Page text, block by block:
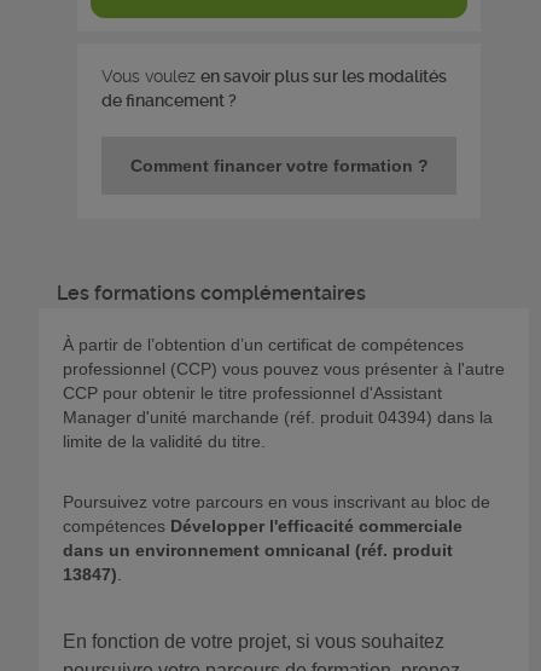
Vous voulez en savoir plus sur les modalités
de financement ?
Comment financer votre formation ?
Les formations complémentaires
À partir de l’obtention d’un certificat de compétences
professionnel (CCP) vous pouvez vous présenter à l'autre
CCP pour obtenir le titre professionnel d'Assistant
Manager d'unité marchande (réf. produit 04394) dans la
limite de la validité du titre.
Poursuivez votre parcours en vous inscrivant au bloc de
compétences Développer l'efficacité commerciale
dans un environnement omnicanal (réf. produit
13847).
En fonction de votre projet, si vous souhaitez